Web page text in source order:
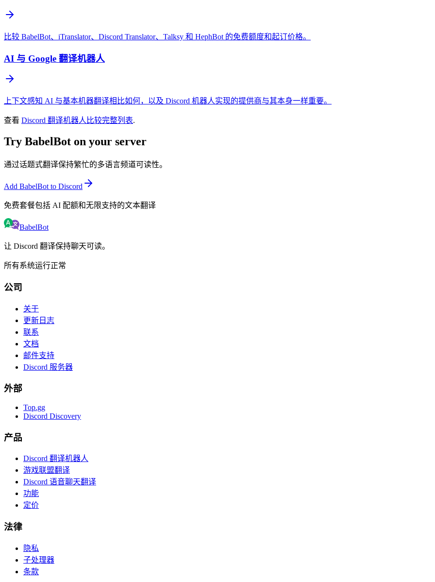
比较 BabelBot、iTranslator、Discord Translator、Talksy 和 HephBot 的免费额度和起订价格。
AI 与 Google 翻译机器人
上下文感知 AI 与基本机器翻译相比如何，以及 Discord 机器人实现的提供商与其本身一样重要。
查看 Discord 翻译机器人比较完整列表.
Try BabelBot on your server
通过话题式翻译保持繁忙的多语言频道可读性。
Add BabelBot to Discord
免费套餐包括 AI 配额和无限支持的文本翻译
BabelBot
让 Discord 翻译保持聊天可读。
所有系统运行正常
公司
关于
更新日志
联系
文档
邮件支持
Discord 服务器
外部
Top.gg
Discord Discovery
产品
Discord 翻译机器人
游戏联盟翻译
Discord 语音聊天翻译
功能
定价
法律
隐私
子处理器
条款